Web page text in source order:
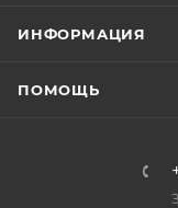
оплата
ИНФОРМАЦИЯ
ПОМОЩЬ